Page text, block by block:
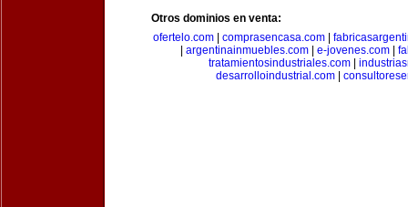
Otros dominios en venta:
ofertelo.com| comprasencasa.com|
argentinainmuebles.com| e-jovenes.com|
tratamientosindustriales.com
desarrolloindustrial.com